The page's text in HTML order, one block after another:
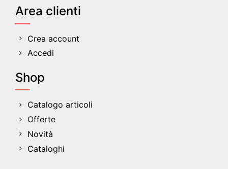
Area clienti
Crea account
Accedi
Shop
Catalogo articoli
Offerte
Novità
Cataloghi